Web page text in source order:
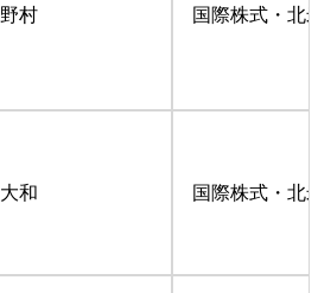
野村 国際株式・北
大和 国際株式・北